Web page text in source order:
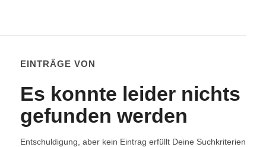
EINTRÄGE VON
Es konnte leider nichts
gefunden werden
Entschuldigung, aber kein Eintrag erfüllt Deine Suchkriterien